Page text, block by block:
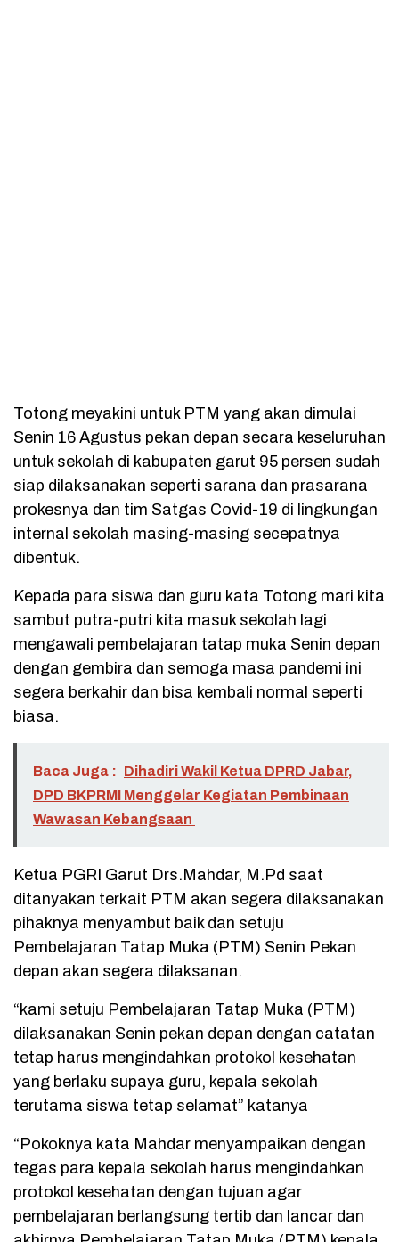
Totong meyakini untuk PTM yang akan dimulai
Senin 16 Agustus pekan depan secara keseluruhan
untuk sekolah di kabupaten garut 95 persen sudah
siap dilaksanakan seperti sarana dan prasarana
prokesnya dan tim Satgas Covid-19 di lingkungan
internal sekolah masing-masing secepatnya
dibentuk.
Kepada para siswa dan guru kata Totong mari kita
sambut putra-putri kita masuk sekolah lagi
mengawali pembelajaran tatap muka Senin depan
dengan gembira dan semoga masa pandemi ini
segera berkahir dan bisa kembali normal seperti
biasa.
Baca Juga : Dihadiri Wakil Ketua DPRD Jabar,
DPD BKPRMI Menggelar Kegiatan Pembinaan
Wawasan Kebangsaan
Ketua PGRI Garut Drs.Mahdar, M.Pd saat
ditanyakan terkait PTM akan segera dilaksanakan
pihaknya menyambut baik dan setuju
Pembelajaran Tatap Muka (PTM) Senin Pekan
depan akan segera dilaksanan.
“kami setuju Pembelajaran Tatap Muka (PTM)
dilaksanakan Senin pekan depan dengan catatan
tetap harus mengindahkan protokol kesehatan
yang berlaku supaya guru, kepala sekolah
terutama siswa tetap selamat” katanya
“Pokoknya kata Mahdar menyampaikan dengan
tegas para kepala sekolah harus mengindahkan
protokol kesehatan dengan tujuan agar
pembelajaran berlangsung tertib dan lancar dan